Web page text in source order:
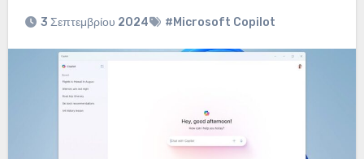
3 Σεπτεμβρίου 2024 #Microsoft Copilot